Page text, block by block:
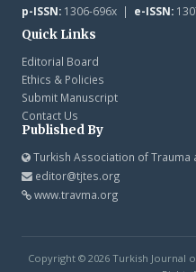
p-ISSN:1306-696x | e-ISSN:
Quick Links
Editorial Board
Ethics & Policies
Submit Manuscript
Contact Us
Published By
Turkish Association of Trauma
editor@tjtes.org
www.travma.org
Copyright © 2026 Turkish Journal